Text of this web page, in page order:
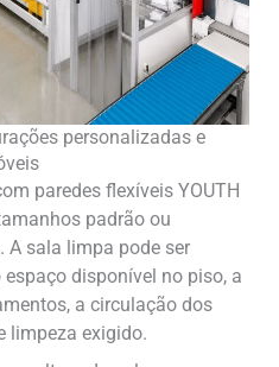
personalizadas e
paredes flexíveis YOUTH
padrão ou
sala limpa pode ser
disponível no piso, a
a circulação dos
limpeza exigido.